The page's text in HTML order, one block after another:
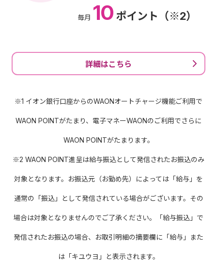
毎月 10 ポイント（※2）
詳細はこちら
※1 イオン銀行口座からのWAONオートチャージ機能ご利用で
WAON POINTがたまり、電子マネーWAONのご利用でさらに
WAON POINTがたまります。
※2 WAON POINT進呈は給与振込として発信されたお振込のみ
対象となります。お振込元（お勤め先）によっては「給与」を
通常の「振込」として発信されている場合がございます。その
場合は対象となりませんのでご了承ください。「給与振込」で
発信されたお振込の場合、お取引明細の摘要欄に「給与」また
は「キユウヨ」と表示されます。